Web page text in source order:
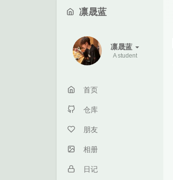
凛晟蓝
凛晟蓝
A student
首页
仓库
朋友
相册
日记